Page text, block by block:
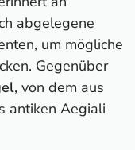
abgelegene
um mögliche
Gegenüber
, von dem aus
antiken Aegiali